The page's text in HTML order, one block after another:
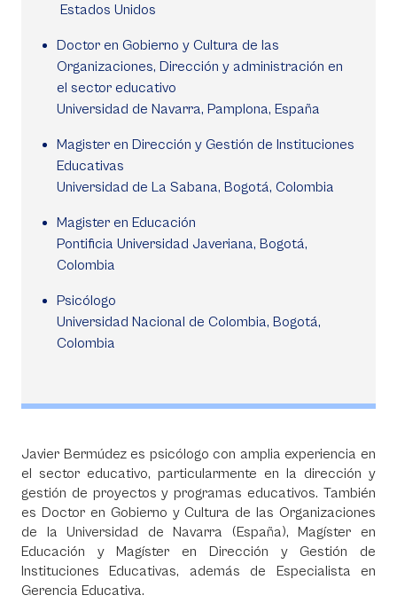
Estados Unidos
Doctor en Gobierno y Cultura de las
Organizaciones, Dirección y administración en
el sector educativo
Universidad de Navarra, Pamplona, España
Magister en Dirección y Gestión de Instituciones
Educativas
Universidad de La Sabana, Bogotá, Colombia
Magister en Educación
Pontificia Universidad Javeriana, Bogotá,
Colombia
Psicólogo
Universidad Nacional de Colombia, Bogotá,
Colombia
Javier Bermúdez es psicólogo con amplia experiencia en
el sector educativo, particularmente en la dirección y
gestión de proyectos y programas educativos. También
es Doctor en Gobierno y Cultura de las Organizaciones
de la Universidad de Navarra (España), Magíster en
Educación y Magíster en Dirección y Gestión de
Instituciones Educativas, además de Especialista en
Gerencia Educativa.